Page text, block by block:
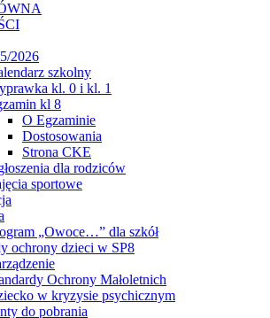
2026
szkolny
kl. 0 i kl. 1
kl 8
O Egzaminie
Dostosowania
Strona CKE
dla rodziców
sportowe
„Owoce…” dla szkół
ochrony dzieci w SP8
Ochrony Małoletnich
w kryzysie psychicznym
do pobrania